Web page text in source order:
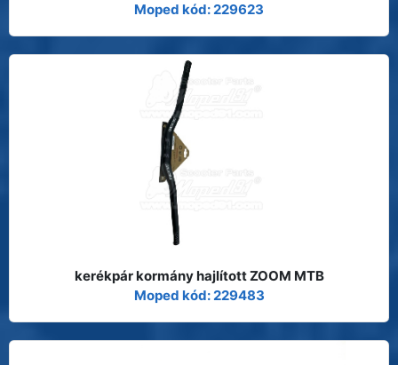
Moped kód: 229623
kerékpár kormány hajlított ZOOM MTB
Moped kód: 229483